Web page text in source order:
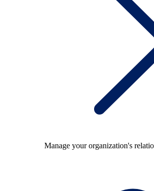
Manage your organization's